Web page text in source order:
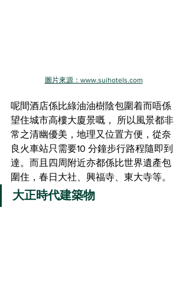
圖片來源：www.suihotels.com
呢間酒店係比綠油油樹陰包圍着而唔係
望住城市高樓大廈景嘅， 所以風景都非
常之清幽優美，地理又位置方便，從奈
良火車站只需要10 分鐘步行路程隨即到
達。而且四周附近亦都係比世界遺產包
圍住，春日大社、興福寺、東大寺等。
大正時代建築物